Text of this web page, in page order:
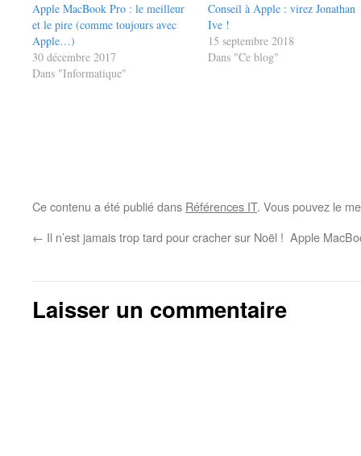
Apple MacBook Pro : le meilleur
et le pire (comme toujours avec
Apple…)
30 décembre 2017
Dans "Informatique"
Conseil à Apple : virez Jonathan
Ive !
15 septembre 2018
Dans "Ce blog"
Ce contenu a été publié dans Références IT. Vous pouvez le
← Il n’est jamais trop tard pour cracher sur Noël ! Apple
Laisser un commentaire